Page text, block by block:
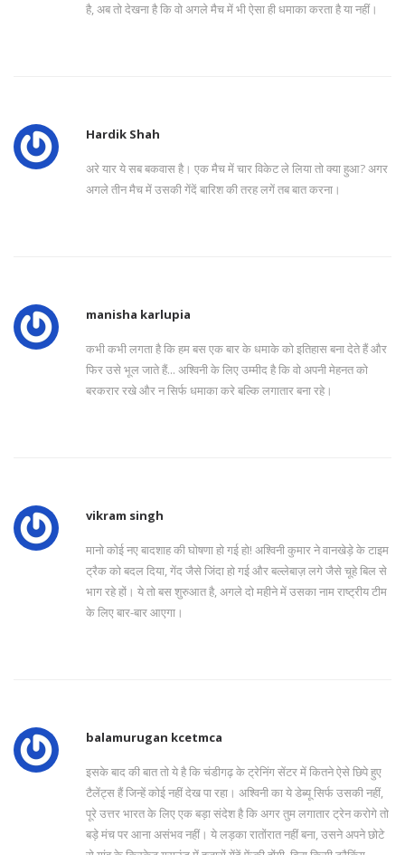
है, अब तो देखना है कि वो अगले मैच में भी ऐसा ही धमाका करता है या नहीं।
Hardik Shah
अरे यार ये सब बकवास है। एक मैच में चार विकेट ले लिया तो क्या हुआ? अगर
अगले तीन मैच में उसकी गेंदें बारिश की तरह लगें तब बात करना।
manisha karlupia
कभी कभी लगता है कि हम बस एक बार के धमाके को इतिहास बना देते हैं और
फिर उसे भूल जाते हैं... अश्विनी के लिए उम्मीद है कि वो अपनी मेहनत को
बरकरार रखे और न सिर्फ धमाका करे बल्कि लगातार बना रहे।
vikram singh
मानो कोई नए बादशाह की घोषणा हो गई हो! अश्विनी कुमार ने वानखेड़े के टाइम
ट्रैक को बदल दिया, गेंद जैसे जिंदा हो गई और बल्लेबाज़ लगे जैसे चूहे बिल से
भाग रहे हों। ये तो बस शुरुआत है, अगले दो महीने में उसका नाम राष्ट्रीय टीम
के लिए बार-बार आएगा।
balamurugan kcetmca
इसके बाद की बात तो ये है कि चंडीगढ़ के ट्रेनिंग सेंटर में कितने ऐसे छिपे हुए
टैलेंट्स हैं जिन्हें कोई नहीं देख पा रहा। अश्विनी का ये डेब्यू सिर्फ उसकी नहीं,
पूरे उत्तर भारत के लिए एक बड़ा संदेश है कि अगर तुम लगातार ट्रेन करोगे तो
बड़े मंच पर आना असंभव नहीं। ये लड़का रातोंरात नहीं बना, उसने अपने छोटे